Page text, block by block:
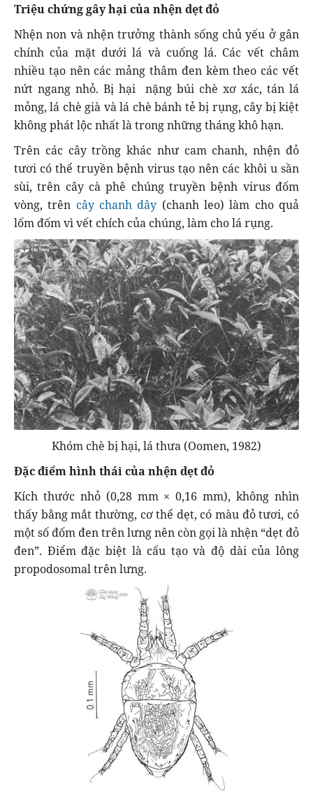
Triệu chứng gây hại của nhện dẹt đỏ
Nhện non và nhện trưởng thành sống chủ yếu ở gân
chính của mặt dưới lá và cuống lá. Các vết châm
nhiều tạo nên các mảng thâm đen kèm theo các vết
nứt ngang nhỏ. Bị hại nặng búi chè xơ xác, tán lá
mỏng, lá chè già và lá chè bánh tẻ bị rụng, cây bị kiệt
không phát lộc nhất là trong những tháng khô hạn.
Trên các cây trồng khác như cam chanh, nhện đỏ
tươi có thể truyền bệnh virus tạo nên các khôi u sần
sùi, trên cây cà phê chúng truyền bệnh virus đốm
vòng, trên cây chanh dây (chanh leo) làm cho quả
lốm đốm vì vết chích của chúng, làm cho lá rụng.
Khóm chè bị hại, lá thưa (Oomen, 1982)
Đặc điểm hình thái của nhện dẹt đỏ
Kích thước nhỏ (0,28 mm × 0,16 mm), không nhìn
thấy bằng mắt thường, cơ thể dẹt, có màu đỏ tươi, có
một số đốm đen trên lưng nên còn gọi là nhện “dẹt đỏ
đen”. Điểm đặc biệt là cấu tạo và độ dài của lông
propodosomal trên lưng.